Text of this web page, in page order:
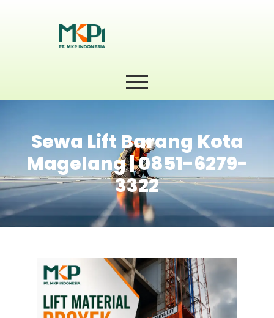
Sewa Lift Barang Kota
Magelang | 0851-6279-
3322